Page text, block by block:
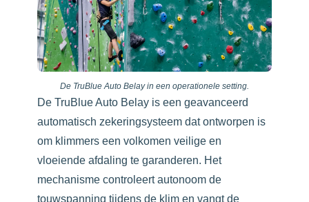
De TruBlue Auto Belay in een operationele setting.
De TruBlue Auto Belay is een geavanceerd
automatisch zekeringsysteem dat ontworpen is
om klimmers een volkomen veilige en
vloeiende afdaling te garanderen. Het
mechanisme controleert autonoom de
touwspanning tijdens de klim en vangt de